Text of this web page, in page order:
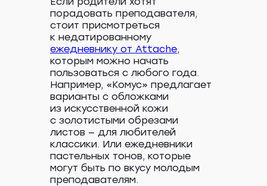
порадовать преподавателя,
стоит присмотреться
к недатированному
ежедневнику от Attache,
которым можно начать
пользоваться с любого года.
Например, «Комус» предлагает
варианты с обложками
из искусственной кожи
с золотистыми обрезами
листов — для любителей
классики. Или ежедневники
пастельных тонов, которые
могут быть по вкусу молодым
преподавателям.